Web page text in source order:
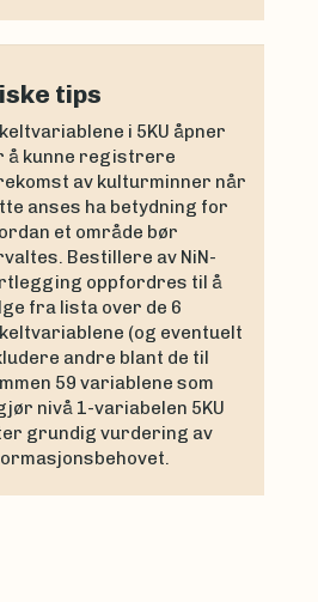
tips
i 5KU åpner
å kunne registrere
av kulturminner når
anses ha betydning for
et område bør
Bestillere av NiN-
oppfordres til å
fra lista over de 6
(og eventuelt
andre blant de til
59 variablene som
nivå 1-variabelen 5KU
grundig vurdering av